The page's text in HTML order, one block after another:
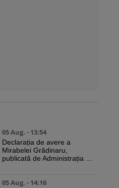
05 Aug. - 13:54
Declarația de avere a
Mirabelei Grădinaru,
publicată de Administrația ...
05 Aug. - 14:16